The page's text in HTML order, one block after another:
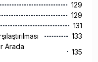
129
129
131
133
Arada
135